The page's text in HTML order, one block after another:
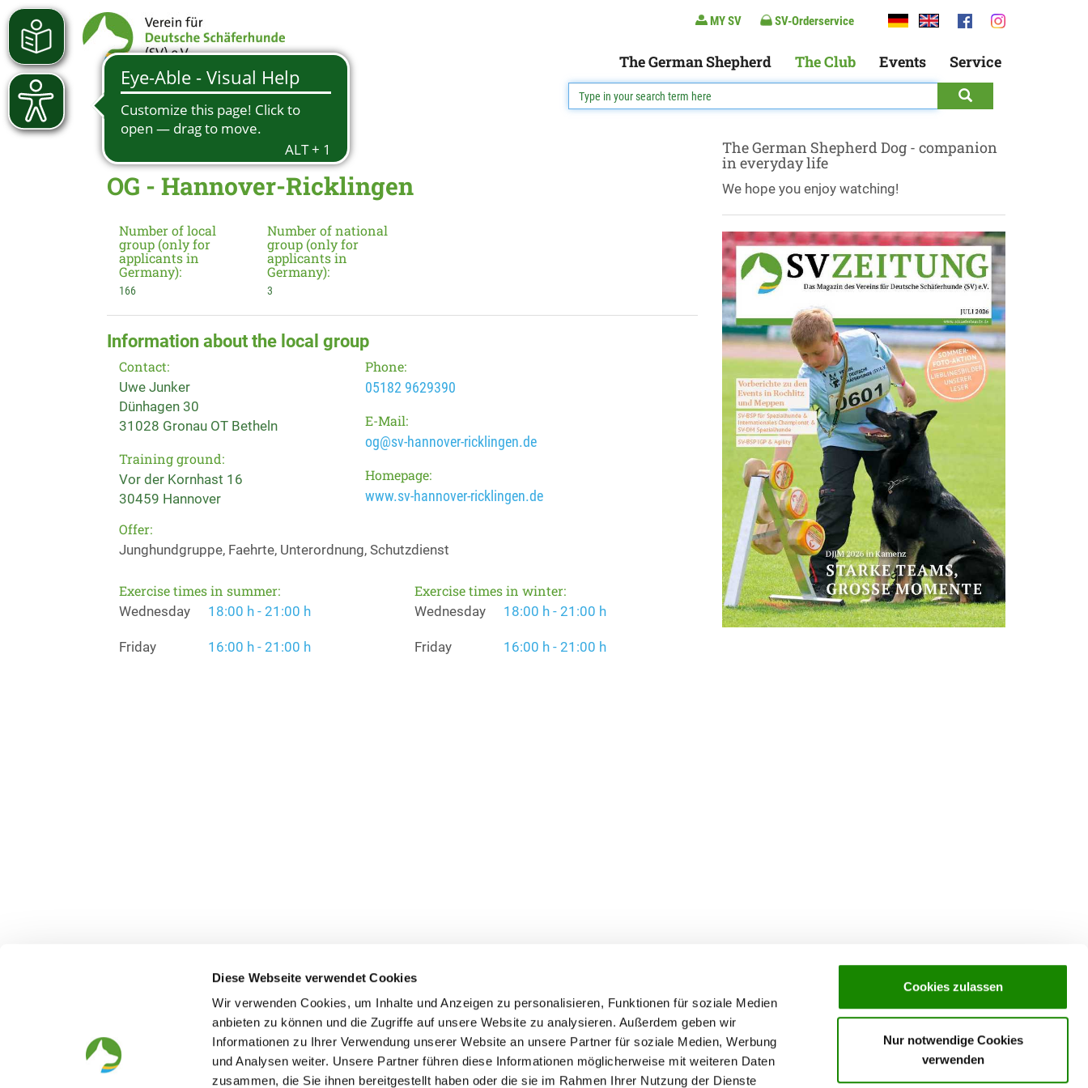
Diese Webseite verwendet Cookies
Wir verwenden Cookies, um Inhalte und Anzeigen zu personalisieren, Funktionen für soziale Medien
anbieten zu können und die Zugriffe auf unsere Website zu analysieren. Außerdem geben wir
Informationen zu Ihrer Verwendung unserer Website an unsere Partner für soziale Medien, Werbung
und Analysen weiter. Unsere Partner führen diese Informationen möglicherweise mit weiteren Daten
zusammen, die Sie ihnen bereitgestellt haben oder die sie im Rahmen Ihrer Nutzung der Dienste
Cookies zulassen
Nur notwendige Cookies
verwenden
MY SV SV-Orderservice
The German Shepherd The Club Events Service
OG - Hannover-Ricklingen
Number of local
group (only for
applicants in
Germany):
166
Number of national
group (only for
applicants in
Germany):
3
Information about the local group
Contact:
Uwe Junker
Dünhagen 30
31028 Gronau OT Betheln
Training ground:
Vor der Kornhast 16
30459 Hannover
Phone:
05182 9629390
E-Mail:
og@sv-hannover-ricklingen.de
Homepage:
www.sv-hannover-ricklingen.de
Offer:
Junghundgruppe, Faehrte, Unterordnung, Schutzdienst
Exercise times in summer:
Wednesday 18:00 h - 21:00 h
Friday 16:00 h - 21:00 h
Exercise times in winter:
Wednesday 18:00 h - 21:00 h
Friday 16:00 h - 21:00 h
The German Shepherd Dog - companion
in everyday life
We hope you enjoy watching!
The German Shepherd
Everything about the breed
Breeding and upbringing
The Club
Structur
SV magazine
Events
Association's main events
Supra-regional events VDH/FCI
Service
Become a member
Paymentsystem